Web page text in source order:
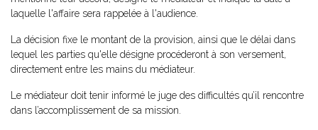
laquelle l'affaire sera rappelée à l'audience.
La décision fixe le montant de la provision, ainsi que le délai dans
lequel les parties qu'elle désigne procéderont à son versement,
directement entre les mains du médiateur.
Le médiateur doit tenir informé le juge des difficultés qu’il rencontre
dans l’accomplissement de sa mission.